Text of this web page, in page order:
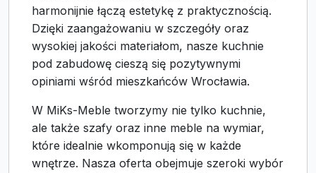
harmonijnie łączą estetykę z praktycznością.
Dzięki zaangażowaniu w szczegóły oraz
wysokiej jakości materiałom, nasze kuchnie
pod zabudowę cieszą się pozytywnymi
opiniami wśród mieszkańców Wrocławia.
W MiKs-Meble tworzymy nie tylko kuchnie,
ale także szafy oraz inne meble na wymiar,
które idealnie wkomponują się w każde
wnętrze. Nasza oferta obejmuje szeroki wybór